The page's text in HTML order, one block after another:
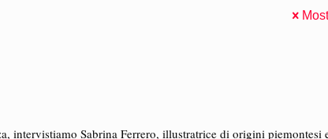
intervistiamo Sabrina Ferrero, illustratrice di origini piemontesi